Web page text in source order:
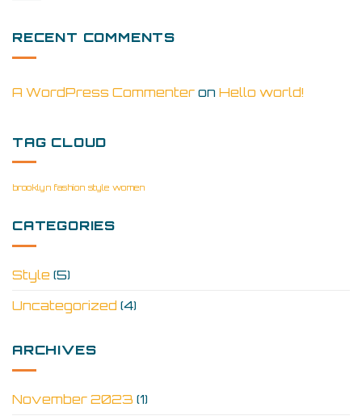
RECENT COMMENTS
A WordPress Commenter on Hello world!
TAG CLOUD
brooklyn fashion style women
CATEGORIES
Style (5)
Uncategorized (4)
ARCHIVES
November 2023 (1)